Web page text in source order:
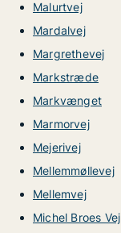
Malurtvej
Mardalvej
Margrethevej
Markstræde
Markvænget
Marmorvej
Mejerivej
Mellemmøllevej
Mellemvej
Michel Broes Vej